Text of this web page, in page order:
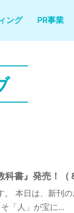
ング PR事業
書』発売！（
本日は、新刊の
「人」が宝に...